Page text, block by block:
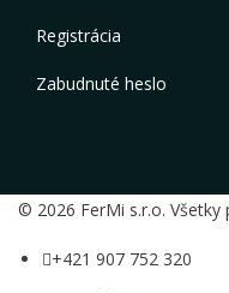
Registrácia
Zabudnuté heslo
© 2026 FerMi s.r.o. Všetky
+421 907 752 320